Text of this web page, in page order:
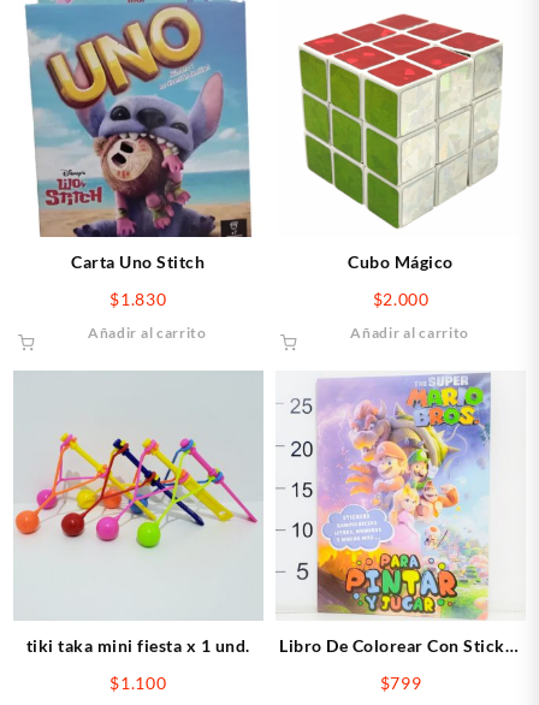
Carta Uno Stitch
$1.830
Añadir al carrito
Cubo Mágico
$2.000
Añadir al carrito
tiki taka mini fiesta x 1 und.
$1.100
Libro De Colorear Con Sticker
$799